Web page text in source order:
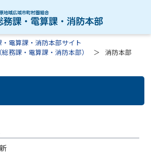
・電算課・消防本部サイト
務課・電算課・消防本部）
消防本部